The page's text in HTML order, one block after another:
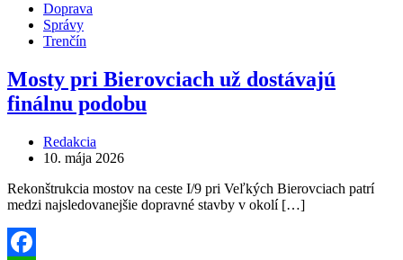
Doprava
Správy
Trenčín
Mosty pri Bierovciach už dostávajú
finálnu podobu
Redakcia
10. mája 2026
Rekonštrukcia mostov na ceste I/9 pri Veľkých Bierovciach patrí
medzi najsledovanejšie dopravné stavby v okolí […]